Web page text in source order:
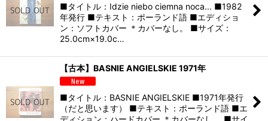
■タイトル：Idzie niebo ciemna noca... ■1982
年発行 ■テキスト：ポーランド語 ■エディショ
ン：ソフトカバー ＊カバーなし。 ■サイズ：
25.0cm×19.0c…
【古本】BASNIE ANGIELSKIE 1971年
■タイトル：BASNIE ANGIELSKIE ■1971年発行
（だと思います） ■テキスト：ポーランド語 ■エ